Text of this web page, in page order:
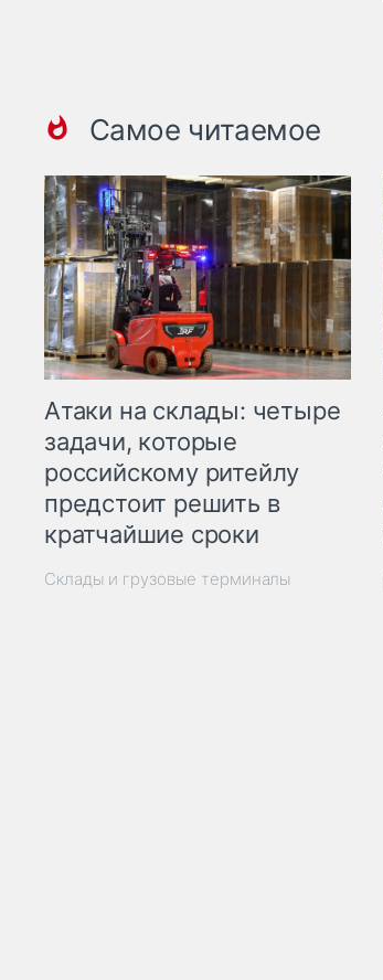
Самое читаемое
Атаки на склады: четыре
задачи, которые
российскому ритейлу
предстоит решить в
кратчайшие сроки
Склады и грузовые терминалы